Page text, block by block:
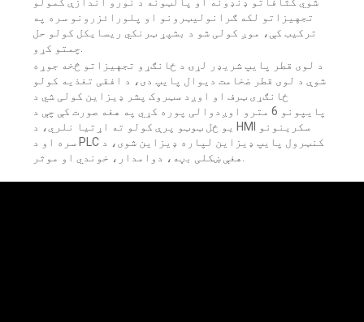
تجهیزاتو لکه ګرانولیټرونو او پلورائزرونو سره په
ترکیب کې، موږ کولی شو د بشپړ ټرنکي ریسایکل کولو حل
د لوی قطر پایپ شریډر لړۍ د ځانګړو تجهیزاتو څخه جوړه
شوې د لوی قطر ضخامت دیوال پایپ دی، د افقی تغذیه کولو
ځانګړی ټرف او اوږد سټروک پشر ډیزاین کولی شي د
پایپونو 6 مترو اوږدوالی پوره کړي په هغه صورت کې چې د
یو ځل ټوټو پرې کولو ته اړتیا نلري، د HMI سکرینونو
سره او د PLC کنټرول پایپ ډیزاین لپاره ډیزاین شوی، د